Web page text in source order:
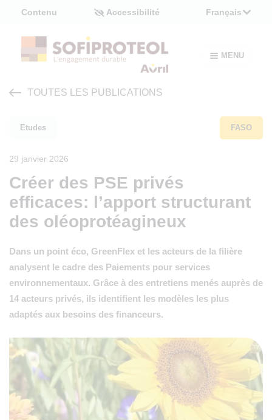
Contenu Accessibilité Français
MENU
TOUTES LES PUBLICATIONS
Etudes FASO
29 janvier 2026
Créer des PSE privés
efficaces: l’apport structurant
des oléoprotéagineux
Dans un point éco, GreenFlex et les acteurs de la filière
analysent le cadre des Paiements pour services
environnementaux. Grâce à des entretiens menés auprès de
14 acteurs privés, ils identifient les modèles les plus
adaptés aux besoins des financeurs.